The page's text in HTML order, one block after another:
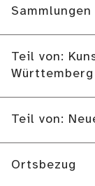
Sammlungen
Teil von:
Württemberg
Teil von:
Ortsbezug